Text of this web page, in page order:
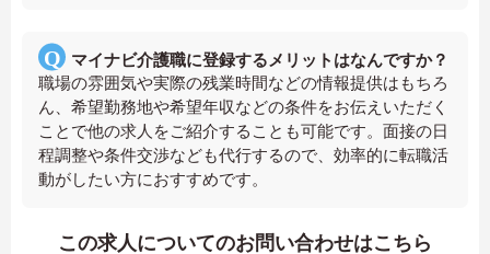
マイナビ介護職に登録するメリットはなんですか？
職場の雰囲気や実際の残業時間などの情報提供はもちろ
ん、希望勤務地や希望年収などの条件をお伝えいただく
ことで他の求人をご紹介することも可能です。面接の日
程調整や条件交渉なども代行するので、効率的に転職活
動がしたい方におすすめです。
この求人についてのお問い合わせはこちら